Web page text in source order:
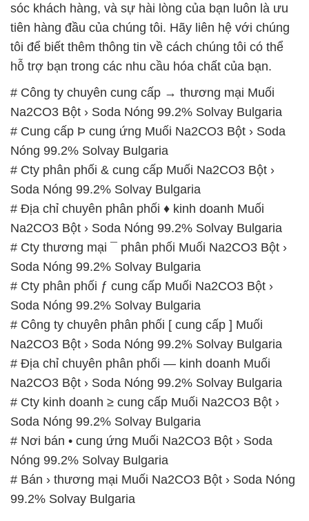
sóc khách hàng, và sự hài lòng của bạn luôn là ưu
tiên hàng đầu của chúng tôi. Hãy liên hệ với chúng
tôi để biết thêm thông tin về cách chúng tôi có thể
hỗ trợ bạn trong các nhu cầu hóa chất của bạn.
# Công ty chuyên cung cấp → thương mại Muối
Na2CO3 Bột › Soda Nóng 99.2% Solvay Bulgaria
# Cung cấp Þ cung ứng Muối Na2CO3 Bột › Soda
Nóng 99.2% Solvay Bulgaria
# Cty phân phối & cung cấp Muối Na2CO3 Bột ›
Soda Nóng 99.2% Solvay Bulgaria
# Địa chỉ chuyên phân phối ♦ kinh doanh Muối
Na2CO3 Bột › Soda Nóng 99.2% Solvay Bulgaria
# Cty thương mại ¯ phân phối Muối Na2CO3 Bột ›
Soda Nóng 99.2% Solvay Bulgaria
# Cty phân phối ƒ cung cấp Muối Na2CO3 Bột ›
Soda Nóng 99.2% Solvay Bulgaria
# Công ty chuyên phân phối [ cung cấp ] Muối
Na2CO3 Bột › Soda Nóng 99.2% Solvay Bulgaria
# Địa chỉ chuyên phân phối — kinh doanh Muối
Na2CO3 Bột › Soda Nóng 99.2% Solvay Bulgaria
# Cty kinh doanh ≥ cung cấp Muối Na2CO3 Bột ›
Soda Nóng 99.2% Solvay Bulgaria
# Nơi bán • cung ứng Muối Na2CO3 Bột › Soda
Nóng 99.2% Solvay Bulgaria
# Bán › thương mại Muối Na2CO3 Bột › Soda Nóng
99.2% Solvay Bulgaria